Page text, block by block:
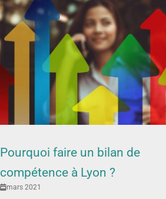
Pourquoi faire un bilan de
compétence à Lyon ?
mars 2021